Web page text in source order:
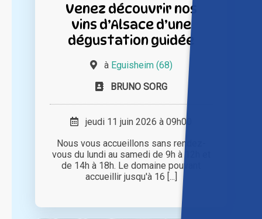
Venez découvrir nos
vins d’Alsace d’une
dégustation guidée
à Eguisheim (68)
BRUNO SORG
jeudi 11 juin 2026 à 09h00
Nous vous accueillons sans rendez-
vous du lundi au samedi de 9h à 12h et
de 14h à 18h. Le domaine pouvant
accueillir jusqu'à 16 [...]